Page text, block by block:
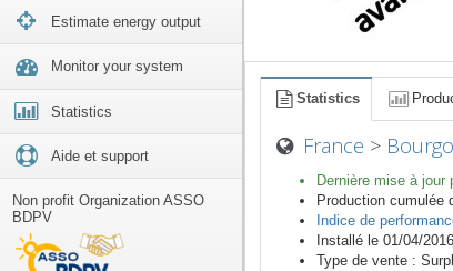
Estimate energy output
Monitor your system
Statistics
Aide et support
Non profit Organization ASSO
BDPV
Statistics
France >
Dernière mise à jour
Production cumulée
Indice de
Installé le 01/04/
Type de vente :